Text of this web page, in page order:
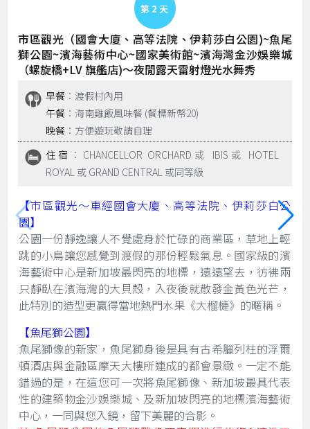
Day 2
市區觀光（國會大廈、高等法院、伊莉莎白公園)~魚尾
獅公園~濱海藝術中心~國家美術館~濱海灣金沙娛樂城
（螺旋橋+LV 旗艦店)～夜閒露天雷射燈光水舞秀
早餐 ：渡假村內用
午餐 ：海南雞飯風味餐 (餐標新幣20)
晚餐 ：方便遊玩敬請自理
住宿 ：CHANCELLOR ORCHARD或 IBIS或 HOTEL
ROYAL 或 GRAND CENTRAL 或同等級
【市區觀光～車經國會大廈、高等法院、伊莉莎白公
園】
公園一份靜逸讓人不覺處身於忙碌的商業區，草地上輕
跳的小鳥讓您感覺到渡假的那份輕鬆氣息。國家級的濱
海藝術中心是新加坡最閃亮的地標，遠遠望去，彷彿兩
只靜臥在濱海灣的大貝殼，入夜後就散發金黃色光芒，
此特別的造型更贏得當地熱門水果《大榴槤》的暱稱。
【魚尾獅公園】
魚尾獅像的新家，魚尾獅身後是具有古希臘列柱的浮爾
頓酒店與金融區摩天大樓所連成的都會景緻。一定不能
錯過的是，在這您可一次將魚尾獅像、新加坡最具代表
性的建築物金沙娛樂城、及新加坡閃亮的地標濱海藝術
中心，一同與您入鏡，留下美麗的合影。